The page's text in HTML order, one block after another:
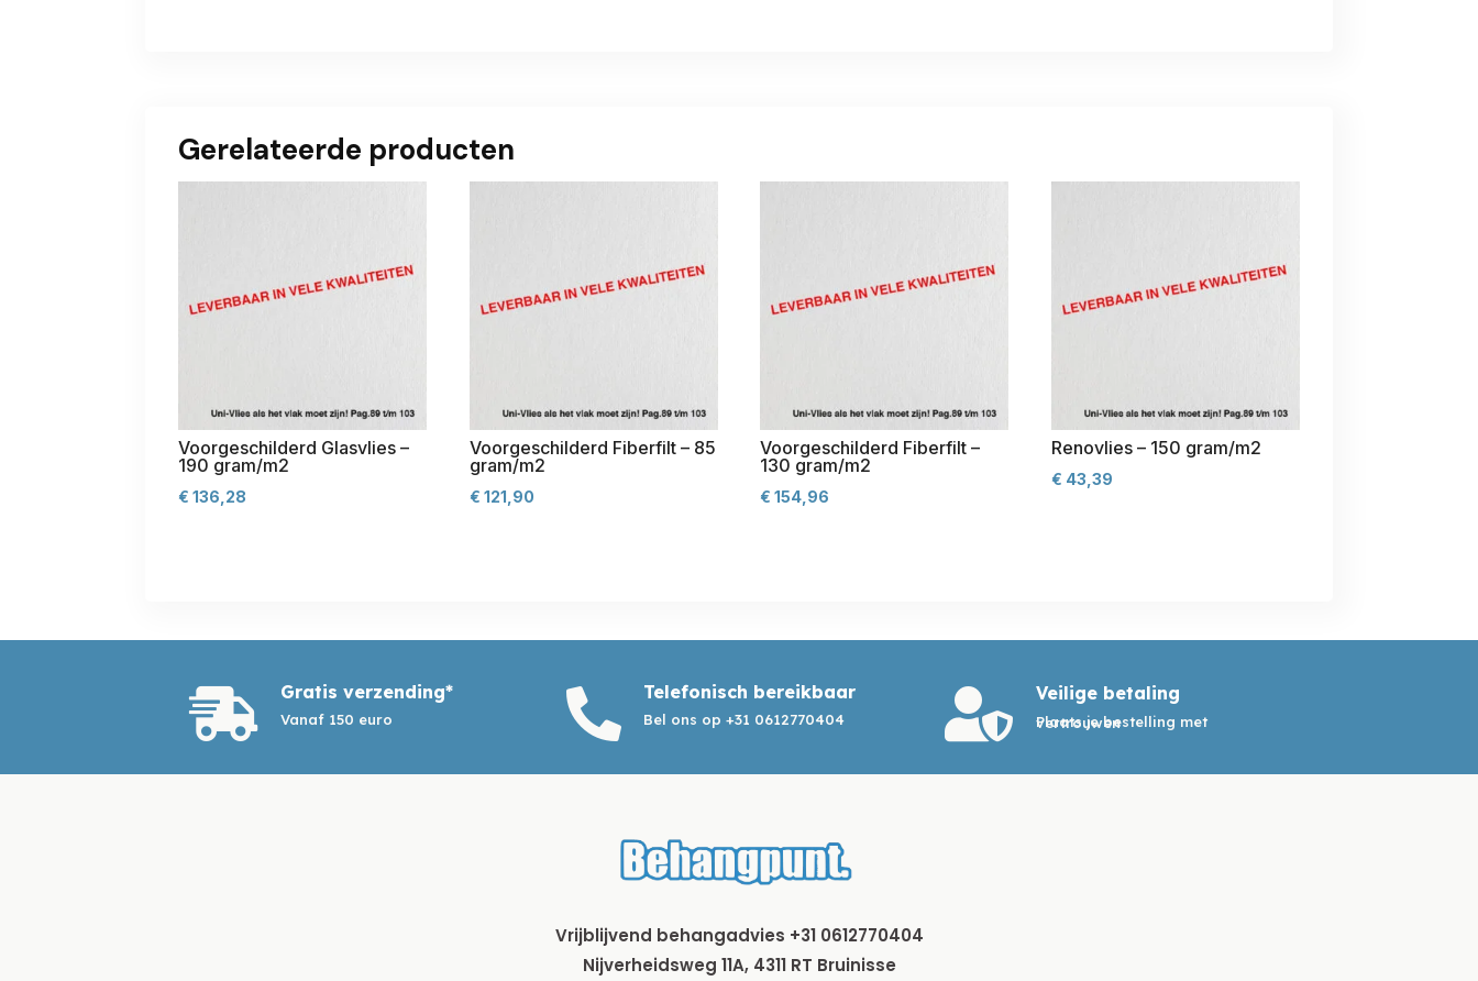
Gerelateerde producten
Voorgeschilderd Glasvlies –
190 gram/m2
€ 136,28
Voorgeschilderd Fiberfilt – 85
gram/m2
€ 121,90
Voorgeschilderd Fiberfilt –
130 gram/m2
€ 154,96
Renovlies – 150 gram/m2
€ 43,39
 Gratis verzending*
Vanaf 150 euro  Telefonisch bereikbaar
Bel ons op +31 0612770404  Veilige betaling
Plaats je bestelling met vertrouwen
Vrijblijvend behangadvies +31 0612770404
Nijverheidsweg 11A, 4311 RT Bruinisse